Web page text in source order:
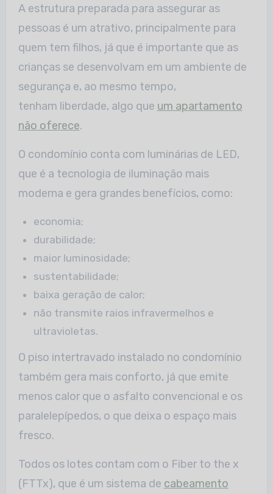
A estrutura preparada para assegurar as
pessoas é um atrativo, principalmente para
quem tem filhos, já que é importante que as
crianças se desenvolvam em um ambiente de
segurança e, ao mesmo tempo,
tenham liberdade, algo que um apartamento
não oferece.
O condomínio conta com luminárias de LED,
que é a tecnologia de iluminação mais
moderna e gera grandes benefícios, como:
economia;
durabilidade;
maior luminosidade;
sustentabilidade;
baixa geração de calor;
não transmite raios infravermelhos e
ultravioletas.
O piso intertravado instalado no condomínio
também gera mais conforto, já que emite
menos calor que o asfalto convencional e os
paralelepípedos, o que deixa o espaço mais
fresco.
Todos os lotes contam com o Fiber to the x
(FTTx), que é um sistema de cabeamento